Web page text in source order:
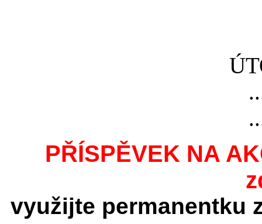
PŘÍSPĚVEK NA
využijte permanentku